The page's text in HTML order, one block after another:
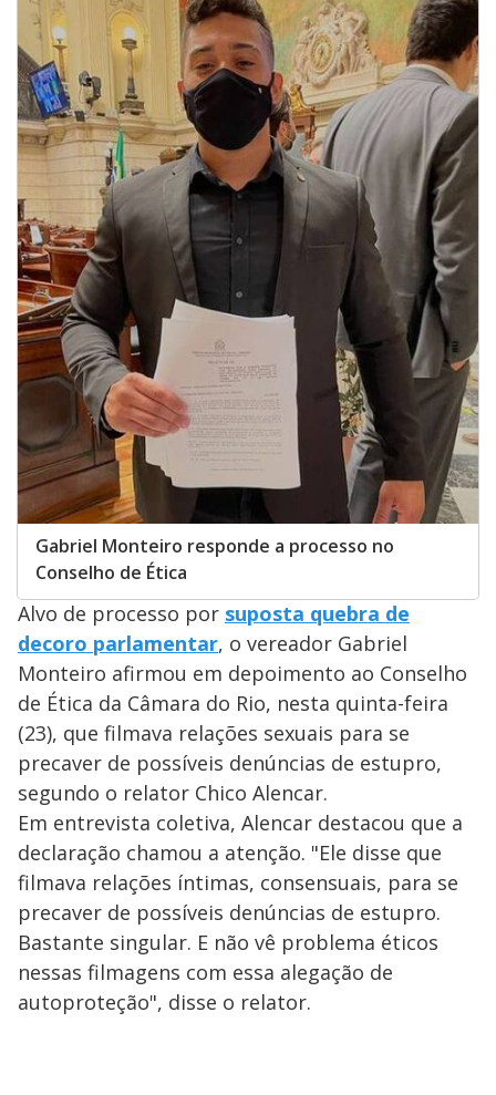
Gabriel Monteiro responde a processo no
Conselho de Ética
Alvo de processo por suposta quebra de
decoro parlamentar, o vereador Gabriel
Monteiro afirmou em depoimento ao Conselho
de Ética da Câmara do Rio, nesta quinta-feira
(23), que filmava relações sexuais para se
precaver de possíveis denúncias de estupro,
segundo o relator Chico Alencar.
Em entrevista coletiva, Alencar destacou que a
declaração chamou a atenção. "Ele disse que
filmava relações íntimas, consensuais, para se
precaver de possíveis denúncias de estupro.
Bastante singular. E não vê problema éticos
nessas filmagens com essa alegação de
autoproteção", disse o relator.